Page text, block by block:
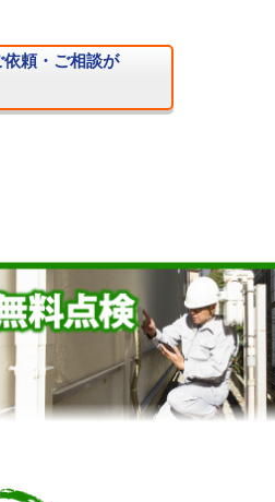
頼・ご相談が